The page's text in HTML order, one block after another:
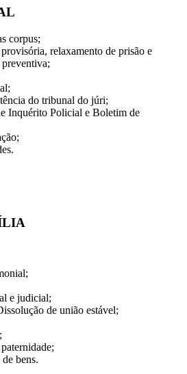
corpus;
relaxamento de prisão e
do tribunal do júri;
Inquérito Policial e Boletim de
e judicial;
de união estável;
bens.